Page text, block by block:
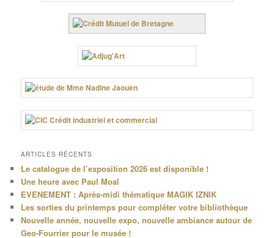
ARTICLES RÉCENTS
Le catalogue de l’exposition 2026 est disponible !
Une heure avec Paul Moal
EVENEMENT : Après-midi thématique MAGIK IZNIK
Les sorties du printemps pour compléter votre bibliothèque
Nouvelle année, nouvelle expo, nouvelle ambiance autour de
Geo-Fourrier pour le musée !